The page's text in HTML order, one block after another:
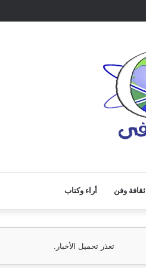
ثقافة وفن أراء وكتاب
تعذر تحميل الأخبار.